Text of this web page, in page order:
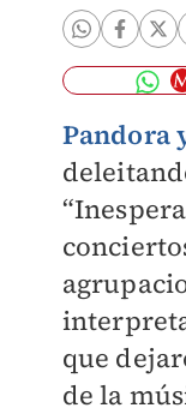
Pandora
que
de la